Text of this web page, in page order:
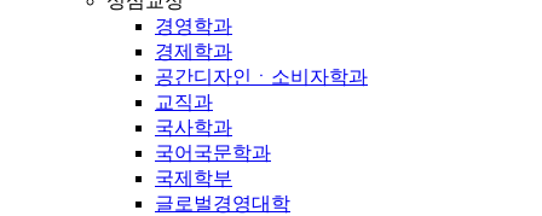
경영학과
경제학과
공간디자인ㆍ소비자학과
교직과
국사학과
국어국문학과
국제학부
글로벌경영대학